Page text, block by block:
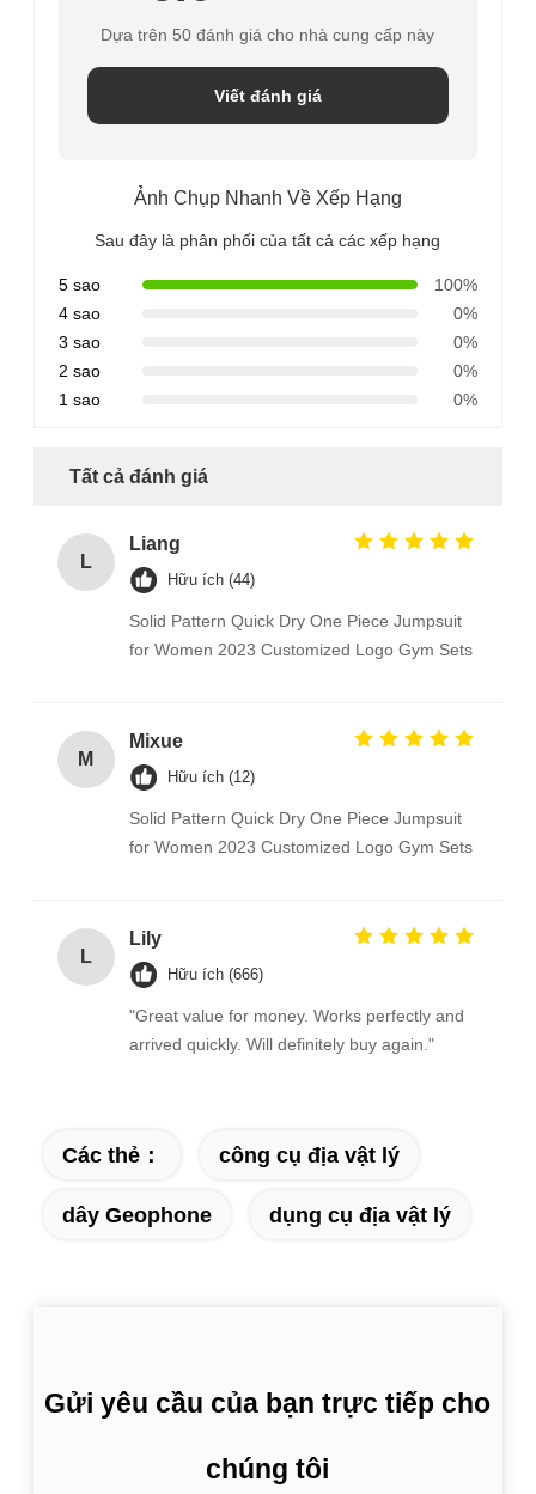
Dựa trên 50 đánh giá cho nhà cung cấp này
Viết đánh giá
Ảnh Chụp Nhanh Về Xếp Hạng
Sau đây là phân phối của tất cả các xếp hạng
5 sao
100%
4 sao
0%
3 sao
0%
2 sao
0%
1 sao
0%
Tất cả đánh giá
L
Liang
Hữu ích (44)
Solid Pattern Quick Dry One Piece Jumpsuit
for Women 2023 Customized Logo Gym Sets
M
Mixue
Hữu ích (12)
Solid Pattern Quick Dry One Piece Jumpsuit
for Women 2023 Customized Logo Gym Sets
L
Lily
Hữu ích (666)
"Great value for money. Works perfectly and
arrived quickly. Will definitely buy again."
Các thẻ： công cụ địa vật lý
dây Geophone dụng cụ địa vật lý
Gửi yêu cầu của bạn trực tiếp cho
chúng tôi